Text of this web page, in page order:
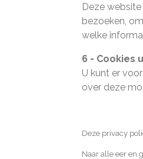
Deze
bezoeken,
welke
6 - Cookies
U kunt er
over deze
Deze privacy
Naar alle eer en